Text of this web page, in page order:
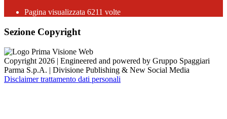
Pagina visualizzata 6211 volte
Sezione Copyright
Copyright 2026 | Engineered and powered by Gruppo Spaggiari
Parma S.p.A. | Divisione Publishing & New Social Media
Disclaimer trattamento dati personali